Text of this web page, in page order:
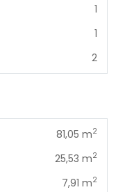
1
1
2
81,05 m2
25,53 m2
7,91 m2